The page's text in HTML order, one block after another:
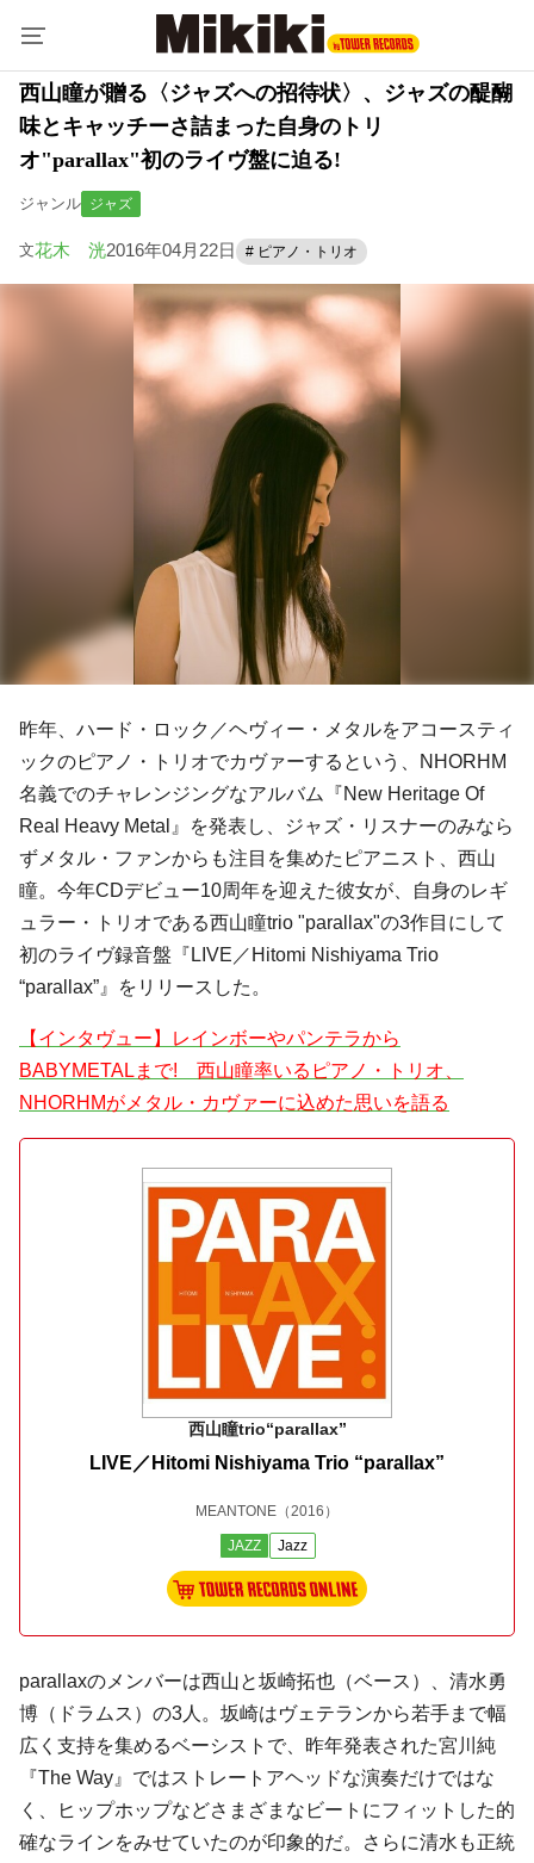
西山瞳が贈る〈ジャズへの招待状〉、ジャズの醍醐
味とキャッチーさ詰まった自身のトリ
オ"parallax"初のライヴ盤に迫る!
ジャンル ジャズ
文花木 洸2016年04月22日 # ピアノ・トリオ
昨年、ハード・ロック／ヘヴィー・メタルをアコースティ
ックのピアノ・トリオでカヴァーするという、
NHORHM
名義でのチャレンジングなアルバム『New Heritage Of
Real Heavy Metal』を発表し、ジャズ・リスナーのみなら
ずメタル・ファンからも注目を集めたピアニスト、 西山
瞳。今年CDデビュー10周年を迎えた彼女が、自身のレギ
ュラー・トリオである西山瞳trio "parallax"の3作目にして
初のライヴ録音盤『LIVE／Hitomi Nishiyama Trio
“parallax”』をリリースした。
【インタヴュー】レインボーやパンテラから
BABYMETALまで! 西山瞳率いるピアノ・トリオ、
NHORHMがメタル・カヴァーに込めた思いを語る
西山瞳trio“parallax”
LIVE／Hitomi Nishiyama Trio “parallax”
MEANTONE （2016）
JAZZ Jazz
parallaxのメンバーは西山と坂崎拓也 （ベース）、 清水勇
博 （ドラムス）の3人。坂崎はヴェテランから若手まで幅
広く支持を集めるベーシストで、昨年発表された宮川純
『The Way』ではストレートアヘッドな演奏だけではな
く、ヒップホップなどさまざまなビートにフィットした的
確なラインをみせていたのが印象的だ。さらに清水も正統